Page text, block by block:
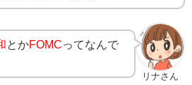
リナさん
とかFOMCってなんで